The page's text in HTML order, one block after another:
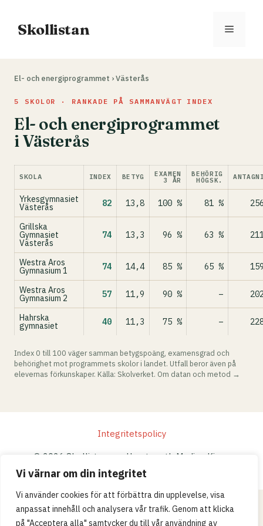
Vi värnar om din integritet
Vi använder cookies för att förbättra din upplevelse, visa
anpassat innehåll och analysera vår trafik. Genom att klicka
på "Acceptera alla" samtycker du till vår användning av
innehåll
Skollistan Meny
El- och energiprogrammet ›Västerås
5 SKOLOR · RANKADE PÅ SAMMANVÄGT INDEX
El- och energiprogrammet
i Västerås
SKOLA INDEX BETYG EXAMEN
3 ÅR
BEHÖRIG
HÖGSK.
Yrkesgymnasiet
Västerås 82 13,8 100 % 81 %
Grillska
Gymnasiet
Västerås
74 13,3 96 % 63 %
Westra Aros
Gymnasium 1 74 14,4 85 % 65 %
Westra Aros
Gymnasium 2 57 11,9 90 % –
Hahrska
gymnasiet 40 11,3 75 % –
Index 0 till 100 väger samman betygspoäng, examensgrad och
behörighet mot programmets skolor i landet. Utfall beror även på
elevernas förkunskaper. Källa: Skolverket. Om datan och metod →
Integritetspolicy
© 2026 Skollistan.se · Umpteenth Media · Kivra:
559183-3313 · S-106 31 Stockholm, Sweden